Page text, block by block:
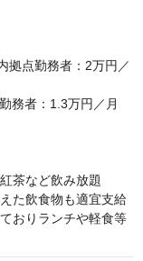
拠点勤務者：2万円／
務者：1.3万円／月
茶など飲み放題
た飲食物も適宜支給
おりランチや軽食等